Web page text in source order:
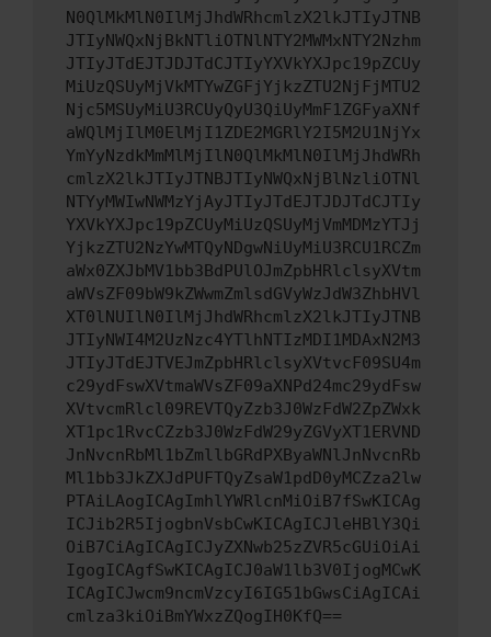
N0QlMkMlN0IlMjJhdWRhcmlzX2lkJTIyJTNB
JTIyNWQxNjBkNTliOTNlNTY2MWMxNTY2Nzhm
JTIyJTdEJTJDJTdCJTIyYXVkYXJpc19pZCUy
MiUzQSUyMjVkMTYwZGFjYjkzZTU2NjFjMTU2
Njc5MSUyMiU3RCUyQyU3QiUyMmF1ZGFyaXNf
aWQlMjIlM0ElMjI1ZDE2MGRlY2I5M2U1NjYx
YmYyNzdkMmMlMjIlN0QlMkMlN0IlMjJhdWRh
cmlzX2lkJTIyJTNBJTIyNWQxNjBlNzliOTNl
NTYyMWIwNWMzYjAyJTIyJTdEJTJDJTdCJTIy
YXVkYXJpc19pZCUyMiUzQSUyMjVmMDMzYTJj
YjkzZTU2NzYwMTQyNDgwNiUyMiU3RCU1RCZm
aWx0ZXJbMV1bb3BdPUlOJmZpbHRlclsyXVtm
aWVsZF09bW9kZWwmZmlsdGVyWzJdW3ZhbHVl
XT0lNUIlN0IlMjJhdWRhcmlzX2lkJTIyJTNB
JTIyNWI4M2UzNzc4YTlhNTIzMDI1MDAxN2M3
JTIyJTdEJTVEJmZpbHRlclsyXVtvcF09SU4m
c29ydFswXVtmaWVsZF09aXNPd24mc29ydFsw
XVtvcmRlcl09REVTQyZzb3J0WzFdW2ZpZWxk
XT1pc1RvcCZzb3J0WzFdW29yZGVyXT1ERVND
JnNvcnRbMl1bZmllbGRdPXByaWNlJnNvcnRb
Ml1bb3JkZXJdPUFTQyZsaW1pdD0yMCZza2lw
PTAiLAogICAgImhlYWRlcnMiOiB7fSwKICAg
ICJib2R5IjogbnVsbCwKICAgICJleHBlY3Qi
OiB7CiAgICAgICJyZXNwb25zZVR5cGUiOiAi
IgogICAgfSwKICAgICJ0aW1lb3V0IjogMCwK
ICAgICJwcm9ncmVzcyI6IG51bGwsCiAgICAi
cmlza3kiOiBmYWxzZQogIH0KfQ==